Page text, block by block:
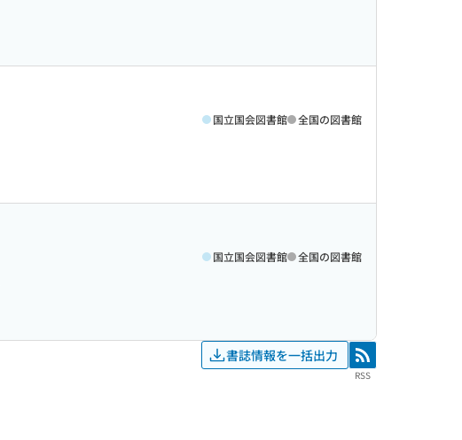
国立国会図書館 全国の図書館
国立国会図書館 全国の図書館
書誌情報を一括出力 RSS
RSS